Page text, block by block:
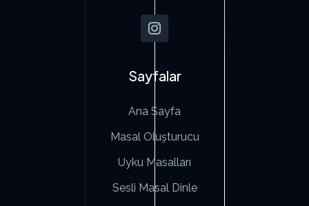
Sayfalar
Ana Sayfa
Masal Oluşturucu
Uyku Masalları
Sesli Masal Dinle